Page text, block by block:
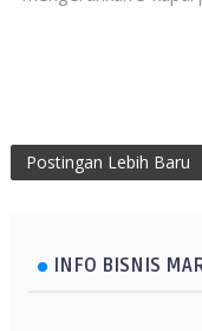
Postingan Lebih Baru
INFO BISNIS